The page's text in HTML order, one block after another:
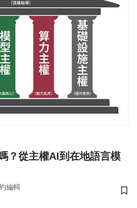
？從主權AI到在地語言模
編輯
儲